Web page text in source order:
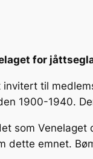
for
invitert til
1900-1940.
som
dette emnet.